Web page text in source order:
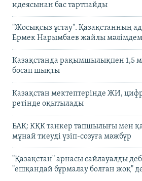
идеясынан бас тартпайды
"Жосықсыз ұстау". Қазақстанның
Ермек Нарымбаев жайлы
Қазақстанда рақымшылықпен 1,5
босап шықты
Қазақстан мектептерінде ЖИ,
ретінде оқытылады
БАҚ: КҚК танкер тапшылығы мен
мұнай тиеуді үзіп-созуға мәжбүр
"Қазақстан" арнасы сайлауалды
"ешқандай бұрмалау болған жоқ"